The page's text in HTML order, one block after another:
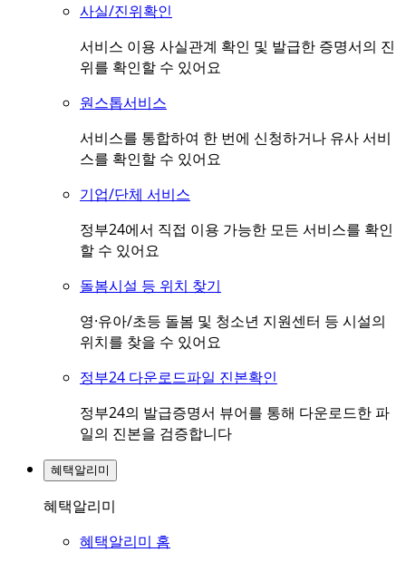
사실/진위확인
서비스 이용 사실관계 확인 및 발급한 증명서의 진
위를 확인할 수 있어요
원스톱서비스
서비스를 통합하여 한 번에 신청하거나 유사 서비
스를 확인할 수 있어요
기업/단체 서비스
정부24에서 직접 이용 가능한 모든 서비스를 확인
할 수 있어요
돌봄시설 등 위치 찾기
영·유아/초등 돌봄 및 청소년 지원센터 등 시설의
위치를 찾을 수 있어요
정부24 다운로드파일 진본확인
정부24의 발급증명서 뷰어를 통해 다운로드한 파
일의 진본을 검증합니다
혜택알리미
혜택알리미
혜택알리미 홈